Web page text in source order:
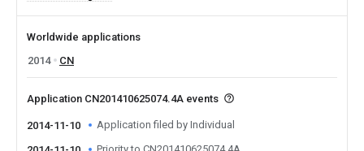
Worldwide applications
2014
CN
Application CN201410625074.4A events
2014-11-10 Application filed by Individual